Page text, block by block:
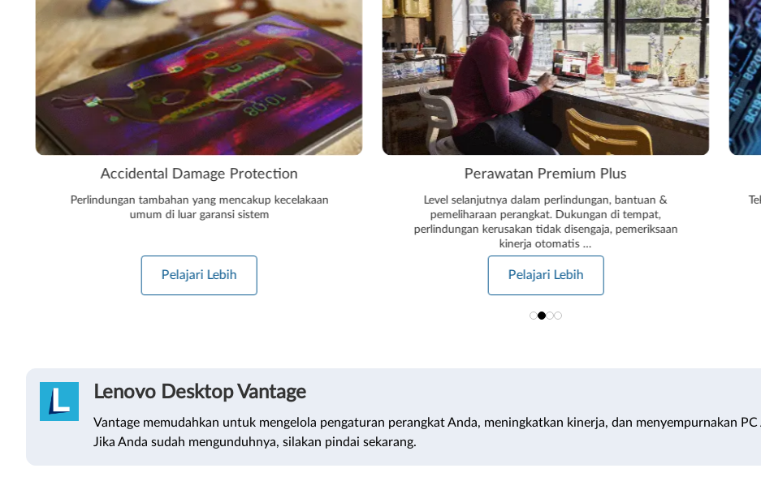
Accidental Damage Protection
Perlindungan tambahan yang mencakup kecelakaan
umum di luar garansi sistem
Pelajari Lebih
Perawatan Premium Plus
Level selanjutnya dalam perlindungan, bantuan &
pemeliharaan perangkat. Dukungan di tempat,
perlindungan kerusakan tidak disengaja, pemeriksaan
kinerja otomatis …
Pelajari Lebih
Lenovo Desktop Vantage
Vantage memudahkan untuk mengelola pengaturan perangkat Anda, meningkatkan kinerja, dan menyempurnakan PC
Jika Anda sudah mengunduhnya, silakan pindai sekarang.